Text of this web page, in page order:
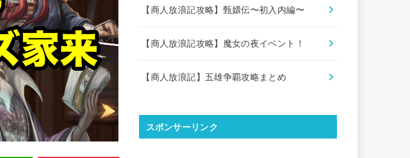
【商人放浪記攻略】甄嬛伝〜初入内編〜
【商人放浪記攻略】魔女の夜イベント！
【商人放浪記】五雄争覇攻略まとめ
スポンサーリンク